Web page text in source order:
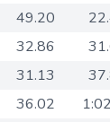
49.20
32.86
31.13
36.02